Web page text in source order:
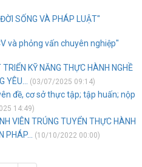
SỐNG VÀ PHÁP LUẬT"
và phỏng vấn chuyên nghiệp"
KỸ NĂNG THỰC HÀNH NGHỀ
YÊU...
(03/07/2025 09:14)
đề, cơ sở thực tập; tập huấn; nộp
14:49)
VIÊN TRÚNG TUYỂN THỰC HÀNH
(10/10/2022 00:00)